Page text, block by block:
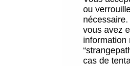
ou
vous avez
information
cas de